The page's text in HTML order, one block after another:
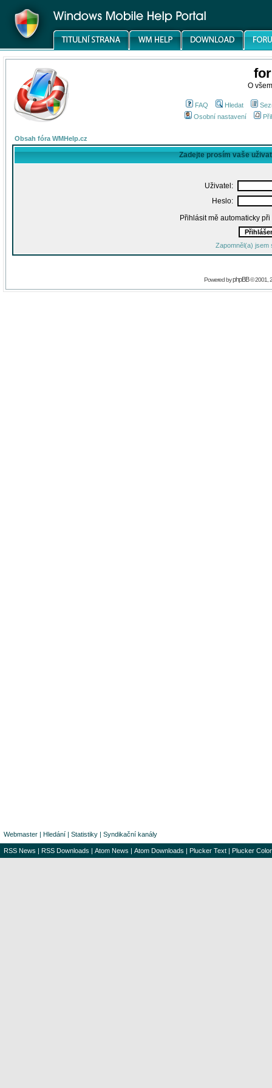
O
FAQ Hledat
Osobní nastavení
Obsah fóra WMHelp.cz
Zadejte prosím vaše
Uživatel:
Heslo:
Přihlásit mě automaticky
Zapomněl(a) jsem
Powered byphpBB© 2001,
Webmaster | Hledání | Statistiky | Syndikační kanály
RSS News | RSS Downloads | Atom News | Atom Downloads | Plucker Text | Plucker Color